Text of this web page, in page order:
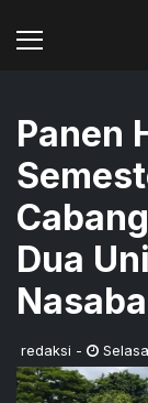
Panen
Dua
redaksi - Selasa